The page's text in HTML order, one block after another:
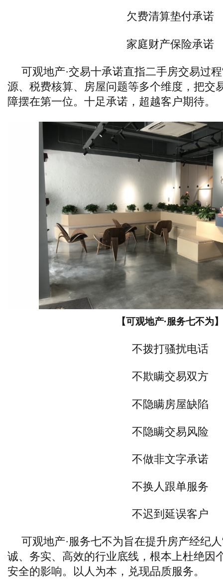
欠费清算垫付承诺
家庭财产保险承诺
可观地产·交易十承诺直指二手房交易过
源、税费核算、房屋问题等多个维度，把交
障摆在第一位。十足承诺，超越客户期待。
【可观地产·服务七不为】
不拨打骚扰电话
不欺瞒交易双方
不隐瞒房屋缺陷
不隐瞒交易风险
不做非文字承诺
不换人跟单服务
不迟到延误客户
可观地产·服务七不为旨在提升房产经纪
诚、务实、高效的行业底线，根本上杜绝因
安全的影响。以人为本，兑现品质服务。